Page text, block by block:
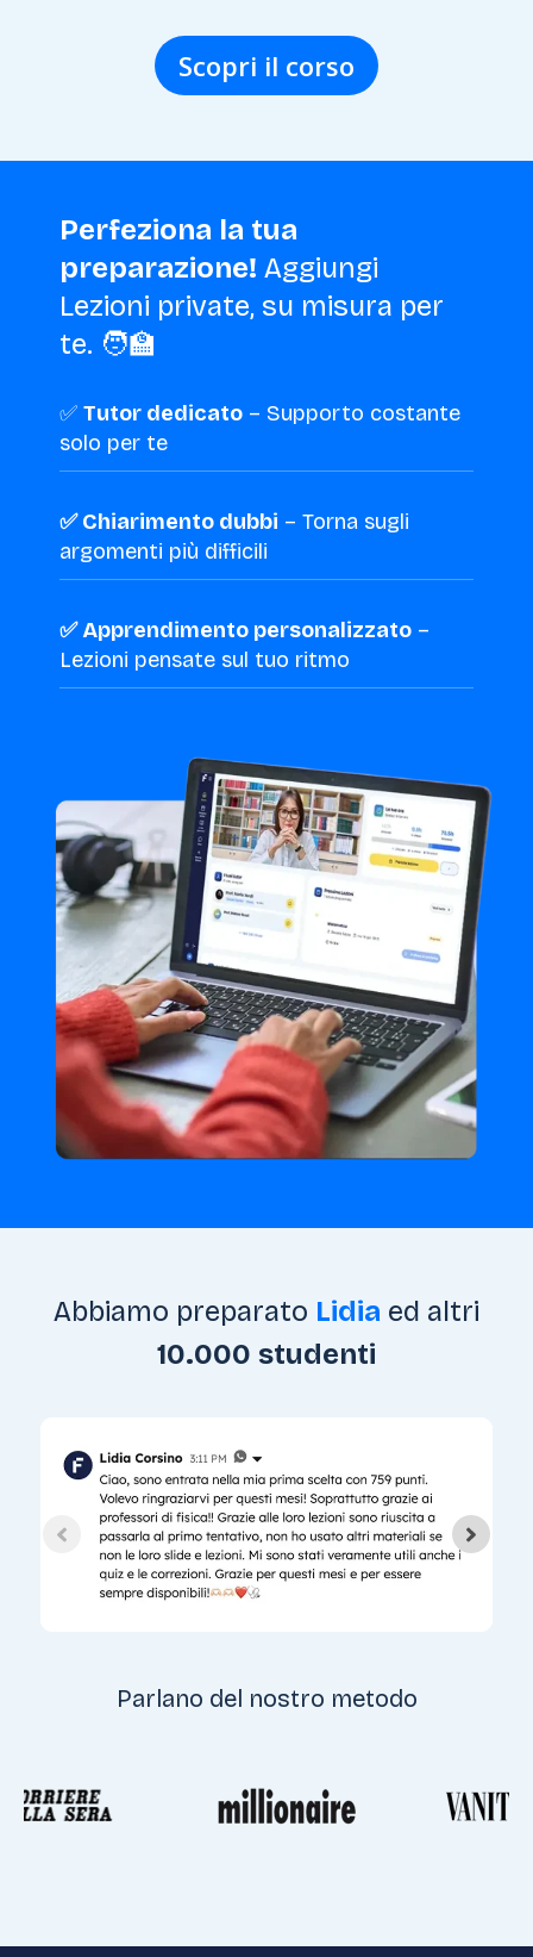
Scopri il corso
Perfeziona la tua
preparazione! Aggiungi
Lezioni private, su misura per
te. 🧑‍🏫
✅ Tutor dedicato – Supporto costante
solo per te
✅ Chiarimento dubbi – Torna sugli
argomenti più difficili
✅ Apprendimento personalizzato –
Lezioni pensate sul tuo ritmo
Abbiamo preparato Lidia ed altri
10.000 studenti
Parlano del nostro metodo